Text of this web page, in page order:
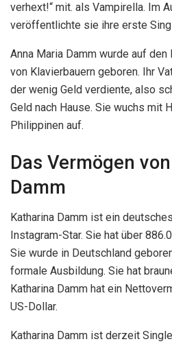
verhext!“ mit. als Vampirella. Im
veröffentlichte sie ihre erste
Anna Maria Damm wurde auf
von Klavierbauern geboren. Ihr
der wenig Geld verdiente, also
Geld nach Hause. Sie wuchs mit
Philippinen auf.
Das Vermögen
Damm
Katharina Damm ist ein
Instagram-Star. Sie hat über
Sie wurde in Deutschland
formale Ausbildung. Sie hat
Katharina Damm hat ein
US-Dollar.
Katharina Damm ist derzeit